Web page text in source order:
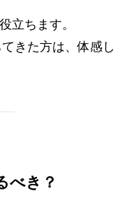
立ちます。
きた方は、体感し
べき？